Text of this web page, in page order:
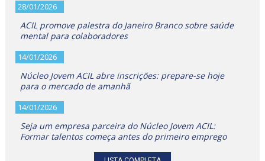
28/01/2026
ACIL promove palestra do Janeiro Branco sobre saúde
mental para colaboradores
14/01/2026
Núcleo Jovem ACIL abre inscrições: prepare-se hoje
para o mercado de amanhã
14/01/2026
Seja um empresa parceira do Núcleo Jovem ACIL:
Formar talentos começa antes do primeiro emprego